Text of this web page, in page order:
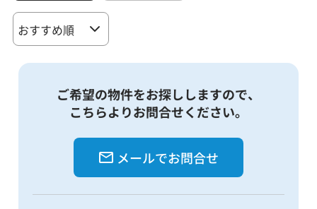
ご希望の物件をお探ししますので、
こちらよりお問合せください。
メールでお問合せ